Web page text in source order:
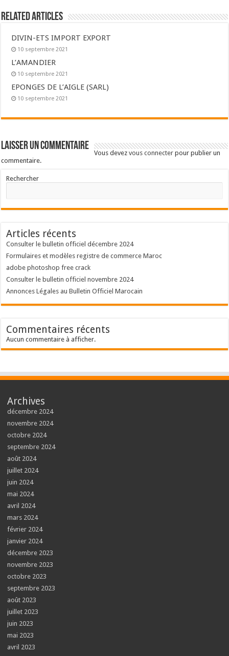
Related Articles
DIVIN-ETS IMPORT EXPORT
10 septembre 2021
L’AMANDIER
10 septembre 2021
EPONGES DE L’AIGLE (SARL)
10 septembre 2021
Laisser un commentaire
Vous devezvous connecter pour publier un
commentaire.
Rechercher
Articles récents
Consulter le bulletin officiel décembre 2024
Formulaires et modèles registre de commerce Maroc
adobe photoshop free crack
Consulter le bulletin officiel novembre 2024
Annonces Légales au Bulletin Officiel Marocain
Commentaires récents
Aucun commentaire à afficher.
Archives
décembre 2024
novembre 2024
octobre 2024
septembre 2024
août 2024
juillet 2024
juin 2024
mai 2024
avril 2024
mars 2024
février 2024
janvier 2024
décembre 2023
novembre 2023
octobre 2023
septembre 2023
août 2023
juillet 2023
juin 2023
mai 2023
avril 2023